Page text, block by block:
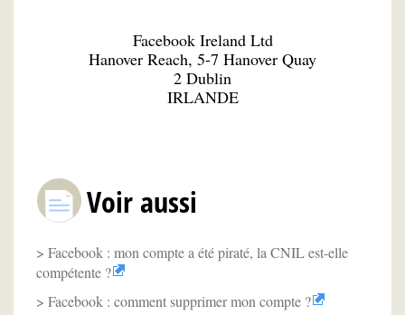
Facebook Ireland Ltd
Hanover Reach, 5-7 Hanover Quay
2 Dublin
IRLANDE
Voir aussi
Facebook : mon compte a été piraté, la CNIL est-elle
compétente ?
Facebook : comment supprimer mon compte ?